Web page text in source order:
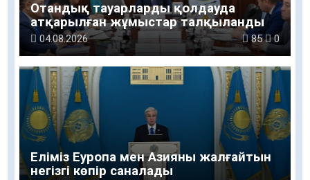
Отандық тауарларды қолдауда
атқарылған жұмыстар талқыланды
04.08.2026 85 0
Еліміз Еуропа мен Азияны жалғайтын
негізгі көпір саналады